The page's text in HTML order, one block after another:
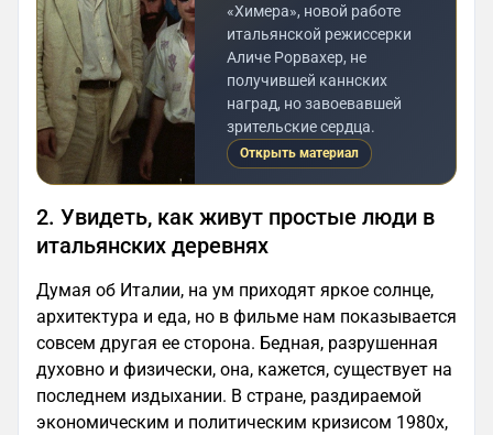
«Химера», новой работе
итальянской режиссерки
Аличе Рорвахер, не
получившей каннских
наград, но завоевавшей
зрительские сердца.
Открыть материал
2. Увидеть, как живут простые люди в
итальянских деревнях
Думая об Италии, на ум приходят яркое солнце,
архитектура и еда, но в фильме нам показывается
совсем другая ее сторона. Бедная, разрушенная
духовно и физически, она, кажется, существует на
последнем издыхании. В стране, раздираемой
экономическим и политическим кризисом 1980х,